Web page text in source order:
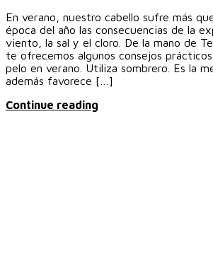
En verano, nuestro cabello sufre más
época del año las consecuencias de la
viento, la sal y el cloro. De la mano de
te ofrecemos algunos consejos
pelo en verano. Utiliza sombrero. Es la
además favorece […]
Continue reading